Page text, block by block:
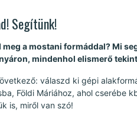
Segítünk!
meg a mostani formáddal? Mi
mindenhol elismerő
válaszd ki gépi
Földi Máriához, ahol cserébe
is, miről van szó!